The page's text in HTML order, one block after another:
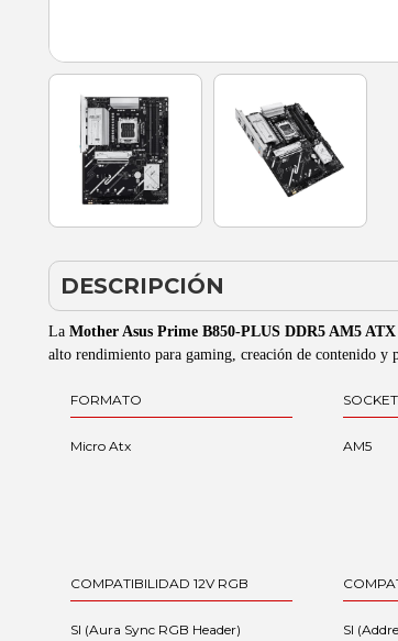
DESCRIPCIÓN
La Mother Asus Prime B850-PLUS DDR5 AM5 ATX
alto rendimiento para gaming, creación de contenido
FORMATO
Micro Atx
SOCKET
AM5
COMPATIBILIDAD 12V RGB
SI (Aura Sync RGB Header) SI